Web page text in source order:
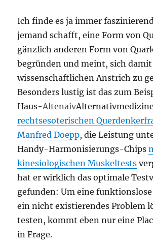
Ich finde es ja immer
jemand schafft, eine Form von
gänzlich anderen Form von
begründen und meint, sich
wissenschaftlichen Anstrich zu
Besonders lustig ist das zum
Haus-Altenaiv
rechtsesoterischen
Manfred Doepp, die Leistung
Handy-Harmonisierungs-Chips
kinesiologischen Muskeltests
hat er wirklich das optimale
gefunden: Um eine
ein nicht existierendes Problem
testen, kommt eben nur eine
in Frage.